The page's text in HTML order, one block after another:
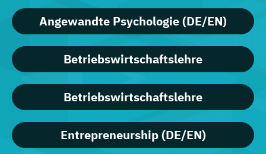
Angewandte Psychologie (DE/EN)
Betriebswirtschaftslehre
Betriebswirtschaftslehre
Entrepreneurship (DE/EN)